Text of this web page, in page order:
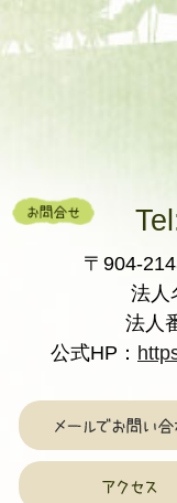
〒904-
法人
法人
公式HP：